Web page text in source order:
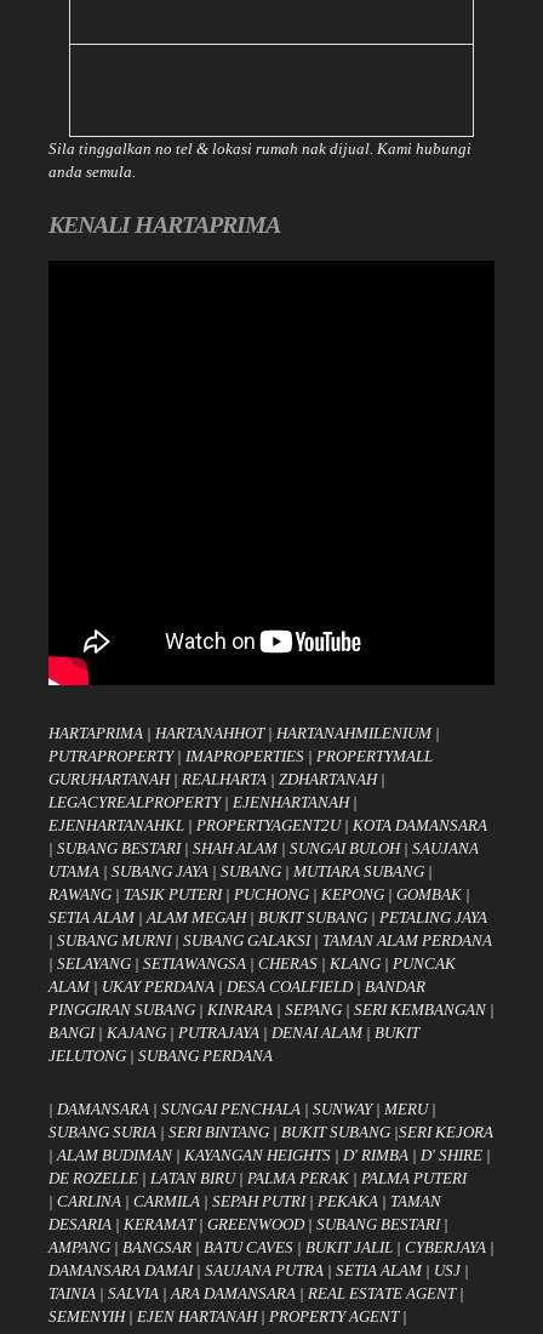
Sila tinggalkan no tel & lokasi rumah nak dijual. Kami hubungi
anda semula.
KENALI HARTAPRIMA
HARTAPRIMA | HARTANAHHOT| HARTANAHMILENIUM|
PUTRAPROPERTY| IMAPROPERTIES | PROPERTYMALL
GURUHARTANAH| REALHARTA | ZDHARTANAH|
LEGACYREALPROPERTY| EJENHARTANAH|
EJENHARTANAHKL | PROPERTYAGENT2U| KOTA DAMANSARA
| SUBANG BESTARI| SHAH ALAM| SUNGAI BULOH| SAUJANA
UTAMA | SUBANG JAYA | SUBANG | MUTIARA SUBANG |
RAWANG | TASIK PUTERI| PUCHONG | KEPONG | GOMBAK |
SETIA ALAM| ALAM MEGAH| BUKIT SUBANG | PETALING JAYA
| SUBANG MURNI| SUBANG GALAKSI| TAMAN ALAM PERDANA
| SELAYANG | SETIAWANGSA | CHERAS | KLANG | PUNCAK
ALAM| UKAY PERDANA | DESA COALFIELD| BANDAR
PINGGIRAN SUBANG | KINRARA | SEPANG | SERI KEMBANGAN |
BANGI| KAJANG | PUTRAJAYA | DENAI ALAM| BUKIT
JELUTONG | SUBANG PERDANA
| DAMANSARA | SUNGAI PENCHALA | SUNWAY| MERU|
SUBANG SURIA | SERI BINTANG | BUKIT SUBANG |SERI KEJORA
| ALAM BUDIMAN | KAYANGAN HEIGHTS | D' RIMBA | D' SHIRE |
DE ROZELLE | LATAN BIRU| PALMA PERAK | PALMA PUTERI
| CARLINA | CARMILA | SEPAH PUTRI| PEKAKA | TAMAN
DESARIA | KERAMAT| GREENWOOD| SUBANG BESTARI|
AMPANG | BANGSAR | BATU CAVES | BUKIT JALIL | CYBERJAYA |
DAMANSARA DAMAI| SAUJANA PUTRA | SETIA ALAM| USJ |
TAINIA | SALVIA | ARA DAMANSARA | REAL ESTATE AGENT |
SEMENYIH| EJEN HARTANAH| PROPERTY AGENT|